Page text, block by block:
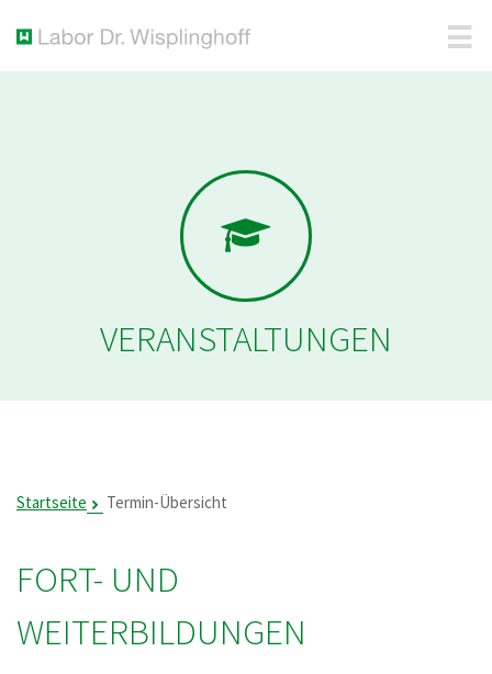
VERANSTALTUNGEN
Startseite Termin-Übersicht
FORT- UND
WEITERBILDUNGEN